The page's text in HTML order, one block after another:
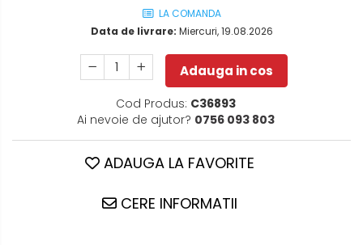
LA COMANDA
Data de livrare: Miercuri, 19.08.2026
Adauga in cos
Cod Produs: C36893
Ai nevoie de ajutor? 0756 093 803
ADAUGA LA FAVORITE
CERE INFORMATII